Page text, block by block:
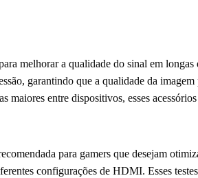
melhorar a qualidade do sinal em longas
garantindo que a qualidade da
maiores entre dispositivos, esses acessórios
para gamers que desejam
configurações de HDMI. Esses